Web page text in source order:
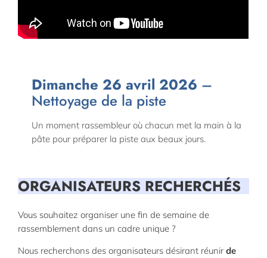
Dimanche 26 avril 2026 –
Nettoyage de la piste
Un moment rassembleur où chacun met la main à la
pâte pour préparer la piste aux beaux jours.
ORGANISATEURS RECHERCHÉS
Vous souhaitez organiser une fin de semaine de
rassemblement dans un cadre unique ?
Nous recherchons des organisateurs désirant réunirde